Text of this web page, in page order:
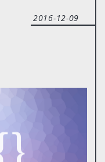
2016-12-09